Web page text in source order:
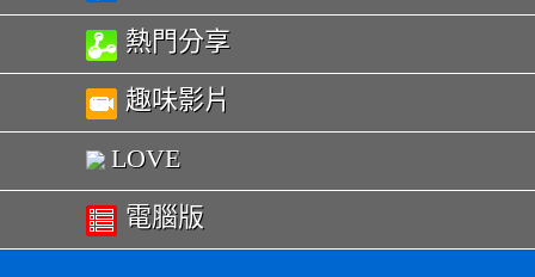
熱門分享
趣味影片
LOVE
電腦版